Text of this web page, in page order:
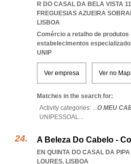
R DO CASAL DA BELA VISTA
FREGUESIAS AZUEIRA
LISBOA
Comércio a retalho de
estabelecimentos
UNIP
Ver empresa Ver no
Matches in the search for:
Activity categories: ...O MEU
UNIPESSOAL...
A Beleza Do Cabelo -
EN QUINTA DO CASAL DA
LOURES, LISBOA